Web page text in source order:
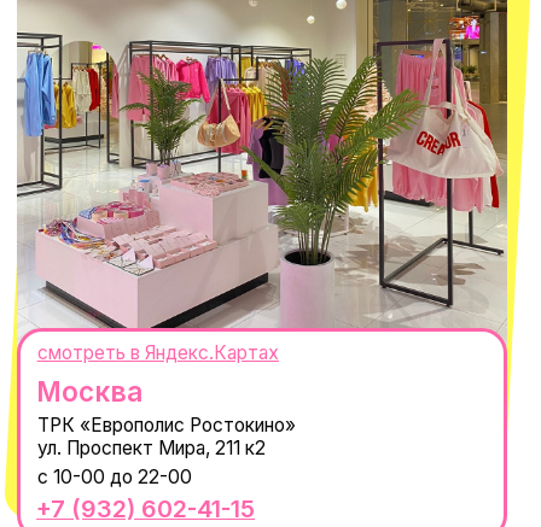
© 2021-2025 Macrocosm ®